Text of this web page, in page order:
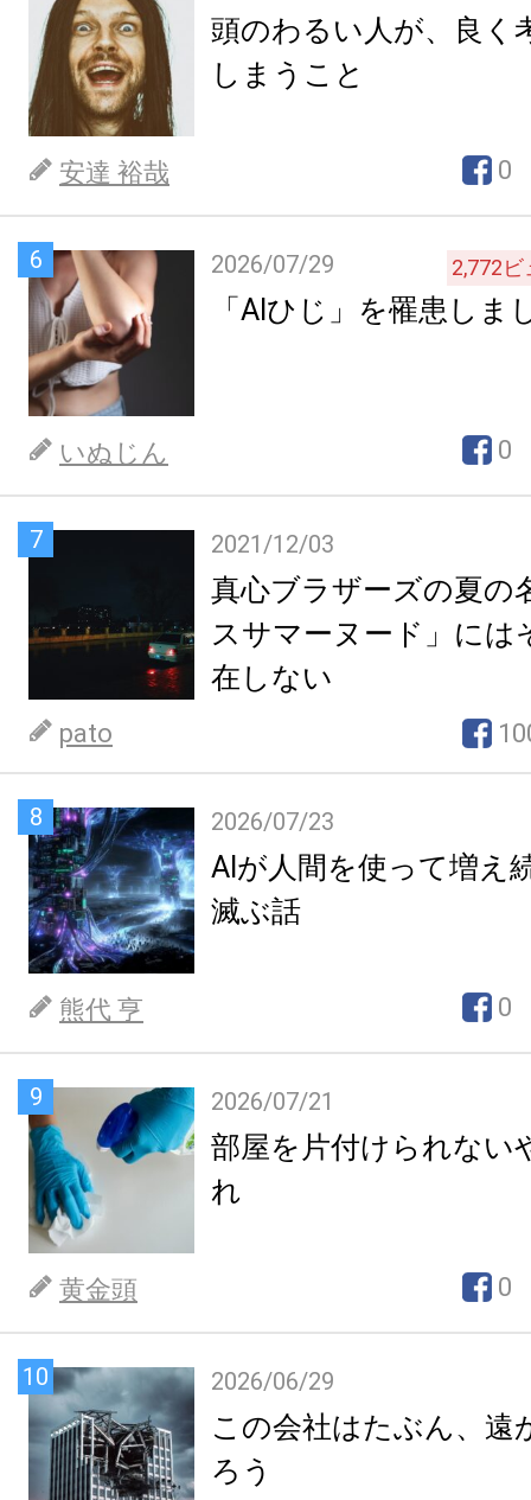
頭のわるい人が、良く
しまうこと
安達 裕哉 0
6 2026/07/29 2,772ビ
「AIひじ」を罹患しま
いぬじん 0
7 2021/12/03
真心ブラザーズの夏の
スサマーヌード」には
在しない
pato
8 2026/07/23
AIが人間を使って増え
滅ぶ話
熊代 亨 0
9 2026/07/21
部屋を片付けられない
れ
黄金頭 0
10 2026/06/29
この会社はたぶん、遠
ろう